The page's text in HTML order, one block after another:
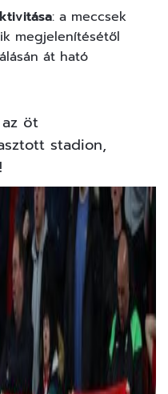
: a meccsek
megjelenítésétől
át ható
öt
stadion,